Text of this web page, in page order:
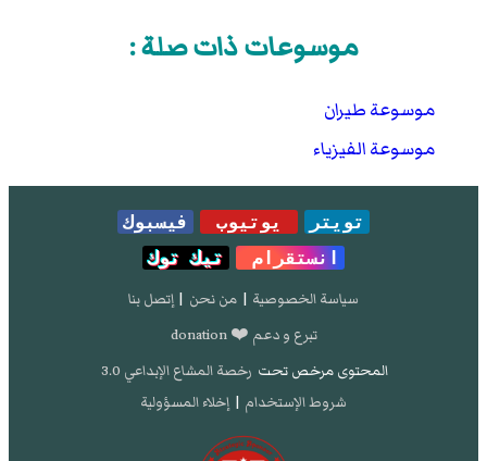
موسوعات ذات صلة :
موسوعة طيران
موسوعة الفيزياء
تويتر يوتيوب
فيسبوك
انستقرام
تيك توك
سياسة الخصوصية | من نحن | إتصل بنا
تبرع و دعم ❤️ donation
المحتوى مرخص تحت رخصة المشاع الإبداعي 3.0
شروط الإستخدام | إخلاء المسؤولية